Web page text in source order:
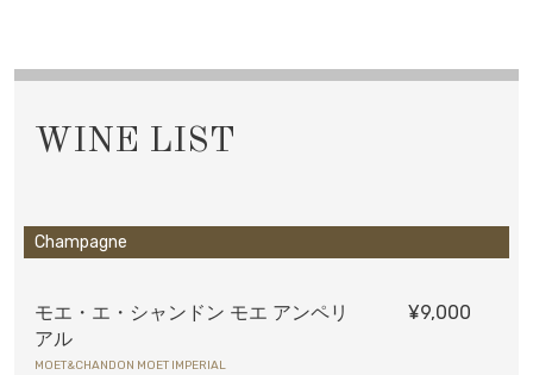
WINE LIST
Champagne
モエ・エ・シャンドン モエ アンペリ
アル
¥9,000
MOET&CHANDON MOET IMPERIAL